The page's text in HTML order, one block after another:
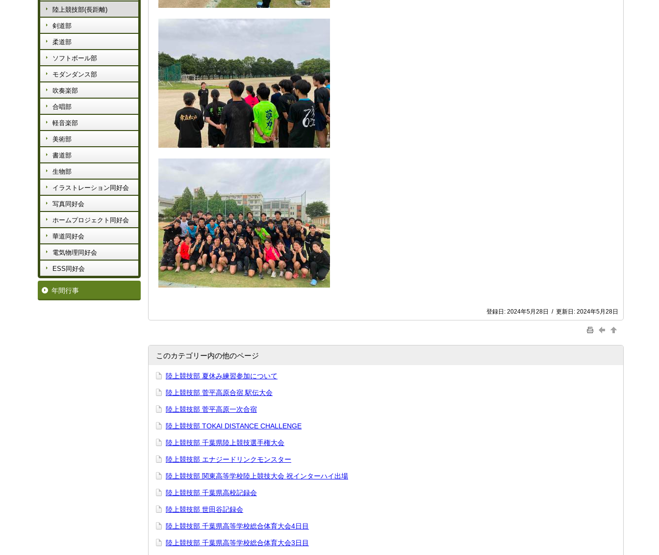
陸上競技部(長距離)
剣道部
柔道部
ソフトボール部
モダンダンス部
吹奏楽部
合唱部
軽音楽部
美術部
書道部
生物部
イラストレーション同好会
写真同好会
ホームプロジェクト同好会
華道同好会
電気物理同好会
ESS同好会
年間行事
登録日: 2024年5月28日 / 更新日: 2024年5月28日
このカテゴリー内の他のページ
陸上競技部 夏休み練習参加について
陸上競技部 菅平高原合宿 駅伝大会
陸上競技部 菅平高原一次合宿
陸上競技部 TOKAI DISTANCE CHALLENGE
陸上競技部 千葉県陸上競技選手権大会
陸上競技部 エナジードリンクモンスター
陸上競技部 関東高等学校陸上競技大会 祝インターハイ出場
陸上競技部 千葉県高校記録会
陸上競技部 世田谷記録会
陸上競技部 千葉県高等学校総合体育⁡大会4日目
陸上競技部 千葉県高等学校総合体育⁡大会3日目